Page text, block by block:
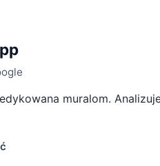
muralom.